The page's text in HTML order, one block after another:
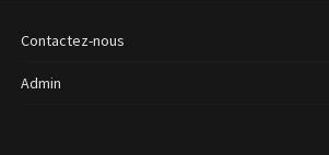
Contactez-nous
Admin